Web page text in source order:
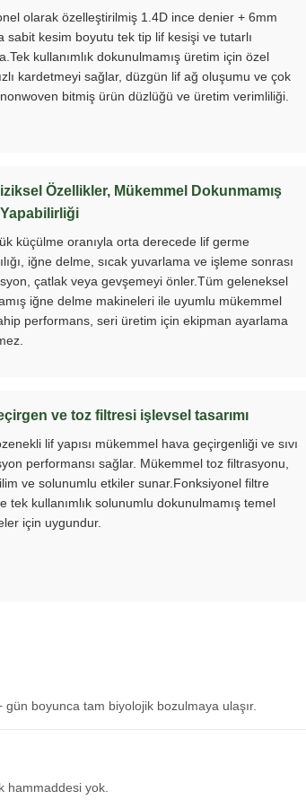
olarak özelleştirilmiş 1.4D ince denier + 6mm
sabit kesim boyutu tek tip lif kesişi ve tutarlı
kullanımlık dokunulmamış üretim için özel
kardetmeyi sağlar, düzgün lif ağ oluşumu ve çok
bitmiş ürün düzlüğü ve üretim verimliliği.
Özellikler, Mükemmel Dokunmamış
Yapabilirliği
küçülme oranıyla orta derecede lif germe
iğne delme, sıcak yuvarlama ve işleme sonrası
çatlak veya gevşemeyi önler.Tüm geleneksel
iğne delme makineleri ile uyumlu mükemmel
performans, seri üretim için ekipman ayarlama
ve toz filtresi işlevsel tasarımı
lif yapısı mükemmel hava geçirgenliği ve sıvı
performansı sağlar. Mükemmel toz filtrasyonu,
ve solunumlu etkiler sunar.Fonksiyonel filtre
tek kullanımlık solunumlu dokunulmamış temel
için uygundur.
boyunca tam biyolojik bozulmaya ulaşır.
hammaddesi yok.